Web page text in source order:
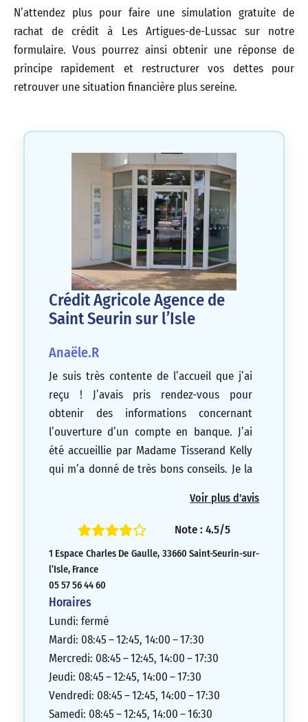
N’attendez plus pour faire une simulation gratuite de
rachat de crédit à Les Artigues-de-Lussac sur notre
formulaire. Vous pourrez ainsi obtenir une réponse de
principe rapidement et restructurer vos dettes pour
retrouver une situation financière plus sereine.
Crédit Agricole Agence de
Saint Seurin sur l’Isle
Anaële.R
Je suis très contente de l’accueil que j’ai
reçu ! J’avais pris rendez-vous pour
obtenir des informations concernant
l’ouverture d’un compte en banque. J’ai
été accueillie par Madame Tisserand Kelly
qui m’a donné de très bons conseils. Je la
agence. Un grand merci à elle !
Voir plus d'avis
Note : 4.5/5
1 Espace Charles De Gaulle, 33660 Saint-Seurin-sur-
l’Isle, France
05 57 56 44 60
Horaires
Lundi: fermé
Mardi: 08:45 – 12:45, 14:00 – 17:30
Mercredi: 08:45 – 12:45, 14:00 – 17:30
Jeudi: 08:45 – 12:45, 14:00 – 17:30
Vendredi: 08:45 – 12:45, 14:00 – 17:30
Samedi: 08:45 – 12:45, 14:00 – 16:30